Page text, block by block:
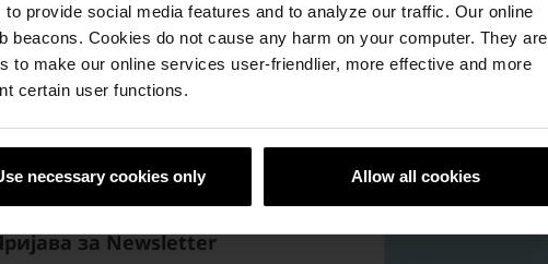
provide social media features and to analyze our traffic. Our online
Cookies do not cause any harm on your computer. They are
to make our online services user-friendlier, more effective and more
certain user functions.
necessary cookies only Allow all cookies
за Newsletter